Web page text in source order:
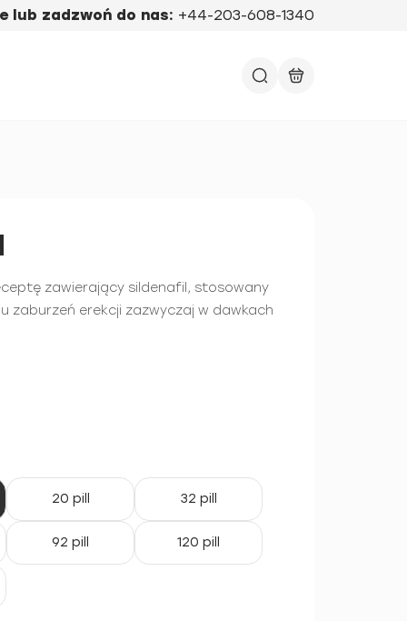
lub zadzwoń do nas: +44-203-608-1340
zawierający sildenafil, stosowany
zaburzeń erekcji zazwyczaj w dawkach
20 pill 32 pill
92 pill 120 pill